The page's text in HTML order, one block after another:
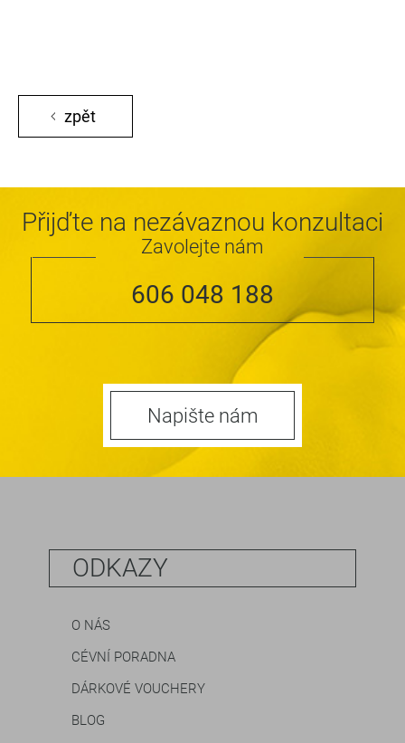
zpět
Přijďte na nezávaznou konzultaci
Zavolejte nám
606 048 188
Napište nám
ODKAZY
O NÁS
CÉVNÍ PORADNA
DÁRKOVÉ VOUCHERY
BLOG